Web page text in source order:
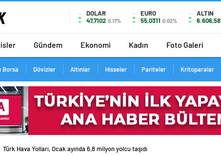
DOLAR
47,7102 0.17%
EURO
55,0311 0.02%
ALTIN
6.606,58
Gündem Ekonomi Kadın Foto Galeri
Borsa Dövizler Altınlar Hisseler Pariteler Kritoparalar
Türk Hava Yolları, Ocak ayında 6,8 milyon yolcu taşıdı